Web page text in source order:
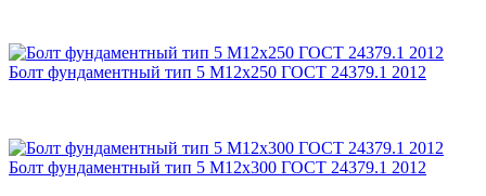
Болт фундаментный тип 5 М12х250 ГОСТ 24379.1 2012
Болт фундаментный тип 5 М12х300 ГОСТ 24379.1 2012